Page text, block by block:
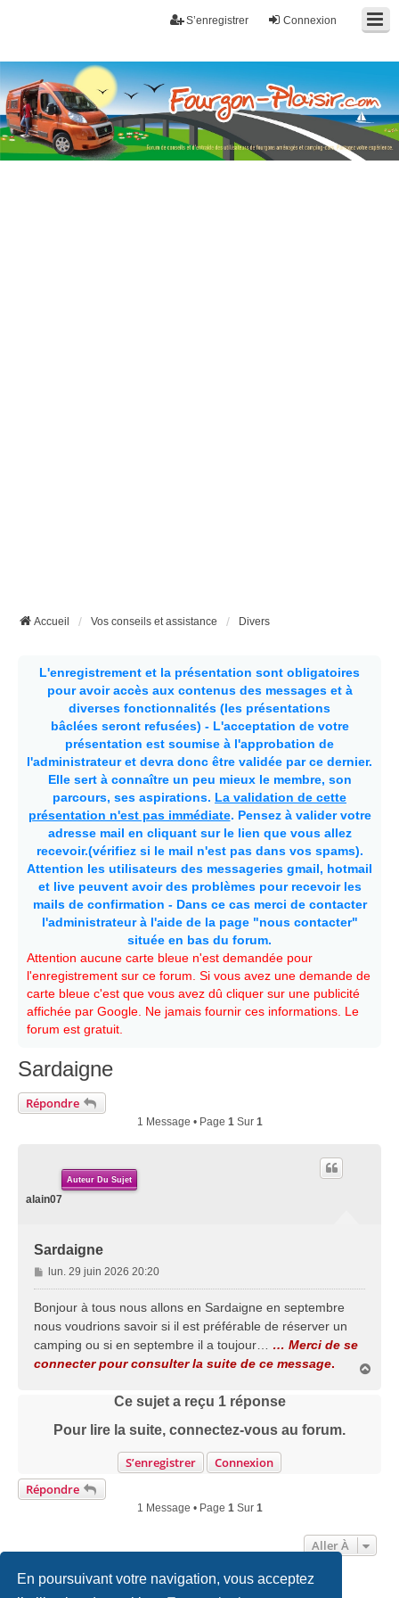
En poursuivant votre navigation, vous acceptez
Connexion
S’enregistrer
Fourgon-plaisir.com
Forum de conseils et d'entraide des utilisateurs de fourgons, fourgons
aménagés, vans et de camping-car. Partagez votre expérience.
Accueil Vos conseils et assistance Divers
L'enregistrement et la présentation sont obligatoires
pour avoir accès aux contenus des messages et à
diverses fonctionnalités (les présentations
bâclées seront refusées) - L'acceptation de votre
présentation est soumise à l'approbation de
l'administrateur et devra donc être validée par ce dernier.
Elle sert à connaître un peu mieux le membre, son
parcours, ses aspirations. La validation de cette
présentation n'est pas immédiate. Pensez à valider votre
adresse mail en cliquant sur le lien que vous allez
recevoir.(vérifiez si le mail n'est pas dans vos spams).
Attention les utilisateurs des messageries gmail, hotmail
et live peuvent avoir des problèmes pour recevoir les
mails de confirmation - Dans ce cas merci de contacter
l'administrateur à l'aide de la page "nous contacter"
située en bas du forum.
Attention aucune carte bleue n'est demandée pour
l'enregistrement sur ce forum. Si vous avez une demande de
carte bleue c'est que vous avez dû cliquer sur une publicité
affichée par Google. Ne jamais fournir ces informations. Le
forum est gratuit.
Sardaigne
Répondre
1 Message • Page 1Sur 1
Auteur Du Sujet
alain07
Sardaigne
M
e
a
g
e
lun. 29 juin 2026 20:20
Bonjour à tous nous allons en Sardaigne en septembre
nous voudrions savoir si il est préférable de réserver un
camping ou si en septembre il a toujour…
… Merci de se
connecter pour consulter la suite de ce message.
Ce sujet a reçu 1réponse
Pour lire la suite, connectez-vous au forum.
S’enregistrer
Connexion
Répondre
1 Message • Page 1 Sur 1
Aller À